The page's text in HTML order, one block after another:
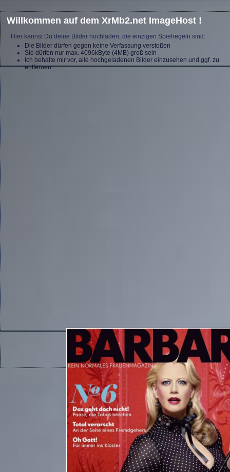
Willkommen auf dem XrMb2.net ImageHost !
Hier kannst Du deine Bilder hochladen, die einzigen Spielregeln sind:
Die Bilder dürfen gegen keine Verfassung verstoßen
Sie dürfen nur max. 4096kByte (4MB) groß sein
Ich behalte mir vor, alle hochgeladenen Bilder einzusehen und ggf. zu
entfernen...